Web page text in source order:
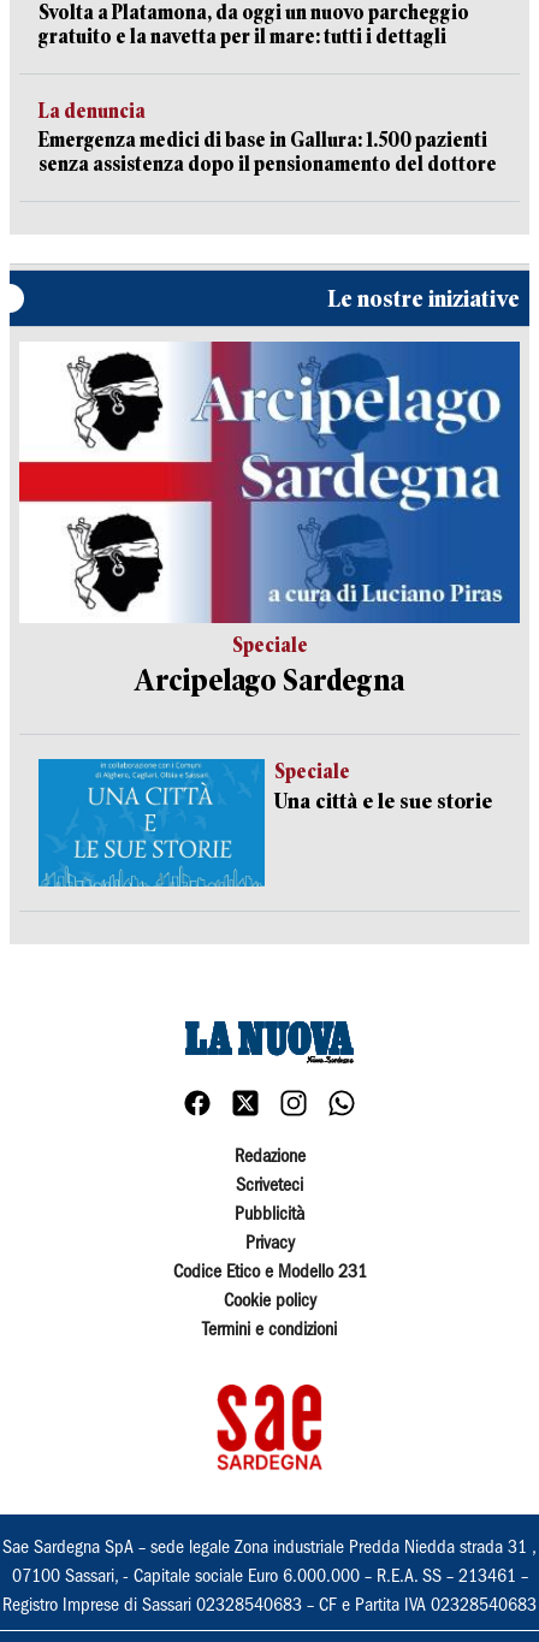
Svolta a Platamona, da oggi un nuovo parcheggio
gratuito e la navetta per il mare: tutti i dettagli
La denuncia
Emergenza medici di base in Gallura: 1.500 pazienti
senza assistenza dopo il pensionamento del dottore
Le nostre iniziative
Speciale
Arcipelago Sardegna
Speciale
Una città e le sue storie
Redazione
Scriveteci
Pubblicità
Privacy
Codice Etico e Modello 231
Cookie policy
Termini e condizioni
Sae Sardegna SpA – sede legale Zona industriale Predda Niedda strada 31 ,
07100 Sassari, - Capitale sociale Euro 6.000.000 – R.E.A. SS – 213461 –
Registro Imprese di Sassari 02328540683 – CF e Partita IVA 02328540683